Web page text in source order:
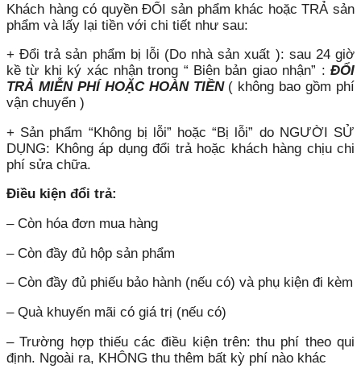
Khách hàng có quyền ĐỔI sản phẩm khác hoặc TRẢ sản
phẩm và lấy lại tiền với chi tiết như sau:
+ Đổi trả sản phẩm bị lỗi (Do nhà sản xuất ): sau 24 giờ
kề từ khi ký xác nhận trong “ Biên bản giao nhận” : ĐỔI
TRẢ MIỄN PHÍ HOẶC HOÀN TIỀN( không bao gồm phí
vận chuyển )
+ Sản phẩm “Không bị lỗi” hoặc “Bị lỗi” do NGƯỜI SỬ
DỤNG: Không áp dụng đổi trả hoặc khách hàng chịu chi
phí sửa chữa.
Điều kiện đổi trả:
– Còn hóa đơn mua hàng
– Còn đầy đủ hộp sản phẩm
– Còn đầy đủ phiếu bảo hành (nếu có) và phụ kiện đi kèm
– Quà khuyến mãi có giá trị (nếu có)
– Trường hợp thiếu các điều kiện trên: thu phí theo qui
định. Ngoài ra, KHÔNG thu thêm bất kỳ phí nào khác